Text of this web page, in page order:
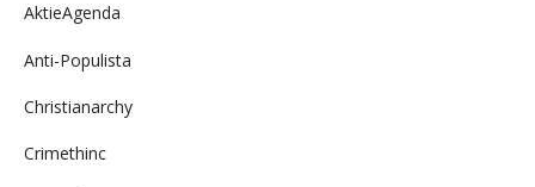
AktieAgenda
Anti-Populista
Christianarchy
Crimethinc